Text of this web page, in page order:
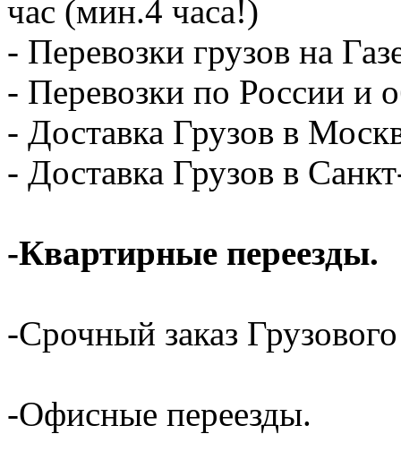
час (мин.4 часа!)
- Перевозки грузов на
- Перевозки по России и
- Доставка Грузов в
- Доставка Грузов в
-Квартирные переезды.
-Срочный заказ
-Офисные переезды.